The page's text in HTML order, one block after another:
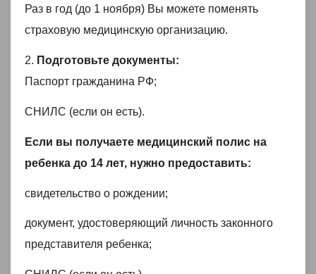
Раз в год (до 1 ноября) Вы можете поменять
страховую медицинскую организацию.
2. Подготовьте документы:
Паспорт гражданина РФ;
СНИЛС (если он есть).
Если вы получаете медицинский полис на
ребенка до 14 лет, нужно предоставить:
свидетельство о рождении;
документ, удостоверяющий личность законного
представителя ребенка;